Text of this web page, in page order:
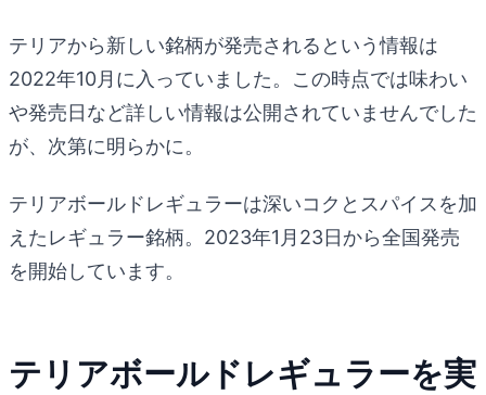
テリアから新しい銘柄が発売されるという情報は
2022年10月に入っていました。この時点では味わい
や発売日など詳しい情報は公開されていませんでした
が、次第に明らかに。
テリアボールドレギュラーは深いコクとスパイスを加
えたレギュラー銘柄。2023年1月23日から全国発売
を開始しています。
テリアボールドレギュラーを実